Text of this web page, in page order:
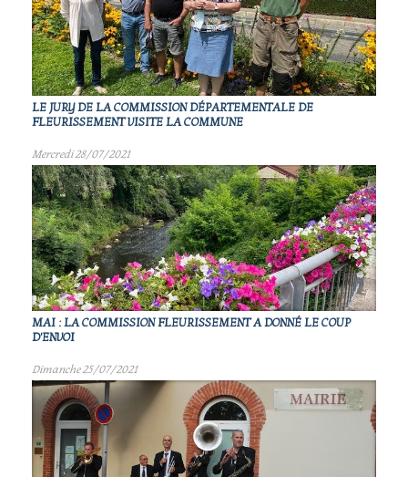
LE JURY DE LA COMMISSION DÉPARTEMENTALE DE
FLEURISSEMENT VISITE LA COMMUNE
Mercredi 28/07/2021
MAI : LA COMMISSION FLEURISSEMENT A DONNÉ LE COUP
D'ENVOI
Dimanche 25/07/2021